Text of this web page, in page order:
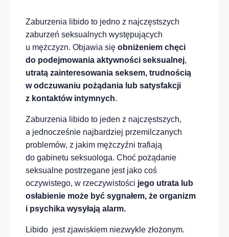
Zaburzenia libido to jedno z najczęstszych
zaburzeń seksualnych występujących
u mężczyzn. Objawia się obniżeniem chęci
do podejmowania aktywności seksualnej,
utratą zainteresowania seksem, trudnością
w odczuwaniu pożądania lub satysfakcji
z kontaktów intymnych.
Zaburzenia libido to jeden z najczęstszych,
a jednocześnie najbardziej przemilczanych
problemów, z jakim mężczyźni trafiają
do gabinetu seksuologa. Choć pożądanie
seksualne postrzegane jest jako coś
oczywistego, w rzeczywistości jego utrata lub
osłabienie może być sygnałem, że organizm
i psychika wysyłają alarm.
Libido jest zjawiskiem niezwykle złożonym.